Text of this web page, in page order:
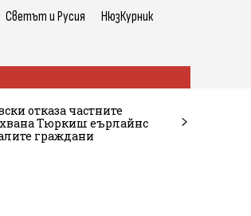
Светът и Русия НюзКурник
отказа частните
Тюркиш еърлайнс
граждани